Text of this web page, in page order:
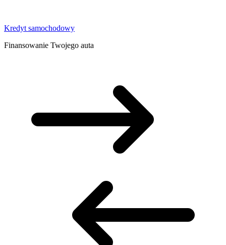
Kredyt samochodowy
Finansowanie Twojego auta